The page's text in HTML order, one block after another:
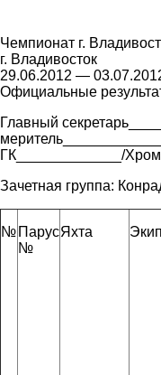
Чемпионат г.
г. Владивосток
29.06.2012 —
Официальные
Главный
ГК_____________/
Зачетная группа:
№ Парус
№
Яхта